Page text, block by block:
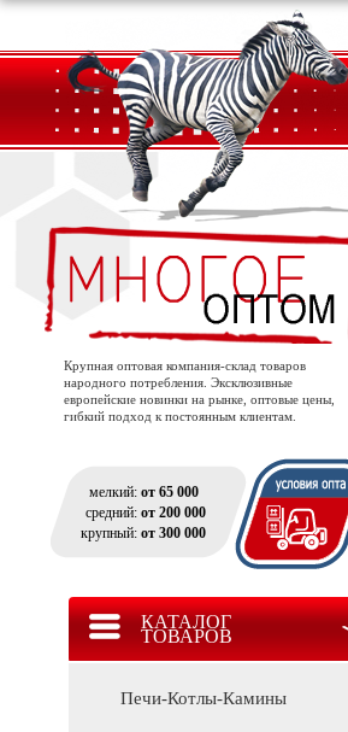
Крупная оптовая компания-склад товаров
народного потребления. Эксклюзивные
европейские новинки на рынке, оптовые цены,
гибкий подход к постоянным клиентам.
мелкий: от 65 000
средний: от 200 000
крупный: от 300 000
КАТАЛОГ
ТОВАРОВ
Печи-Котлы-Камины